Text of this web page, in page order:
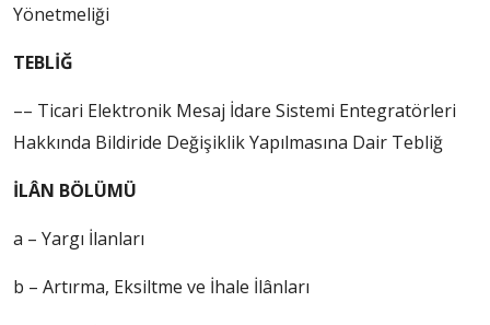
Yönetmeliği
TEBLİĞ
–– Ticari Elektronik Mesaj İdare Sistemi Entegratörleri
Hakkında Bildiride Değişiklik Yapılmasına Dair Tebliğ
İLÂN BÖLÜMÜ
a – Yargı İlanları
b – Artırma, Eksiltme ve İhale İlânları